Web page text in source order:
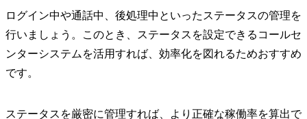
ログイン中や通話中、後処理中といったステータスの管理を
行いましょう。このとき、ステータスを設定できるコールセ
ンターシステムを活用すれば、効率化を図れるためおすすめ
です。
ステータスを厳密に管理すれば、より正確な稼働率を算出で